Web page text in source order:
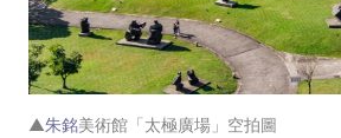
▲朱銘美術館「太極廣場」空拍圖